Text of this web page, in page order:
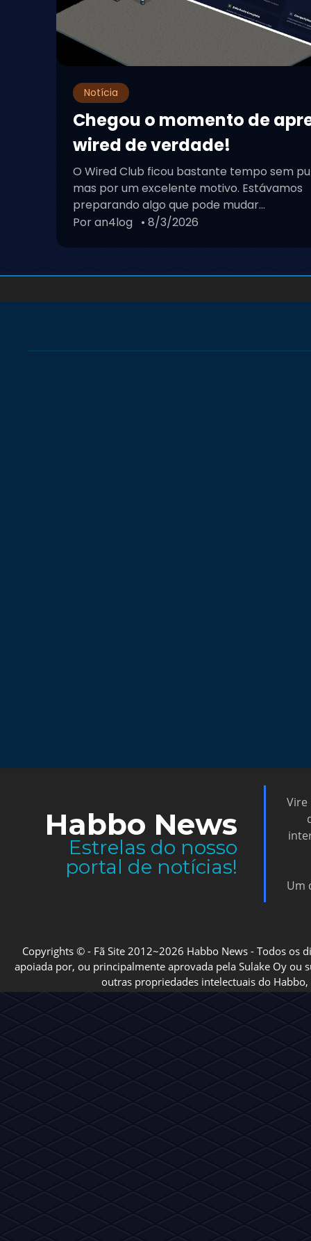
Notícia
Chegou o momento de
wired de verdade!
O Wired Club ficou bastante tempo sem
mas por um excelente motivo. Estávamos
preparando algo que pode mudar...
Por an4log • 8/3/2026
Habbo News
Estrelas do nosso
portal de notícias!
Vire
Um
Copyrights © - Fã Site 2012~2026 Habbo News - Todos os
apoiada por, ou principalmente aprovada pela Sulake Oy ou
outras propriedades intelectuais do